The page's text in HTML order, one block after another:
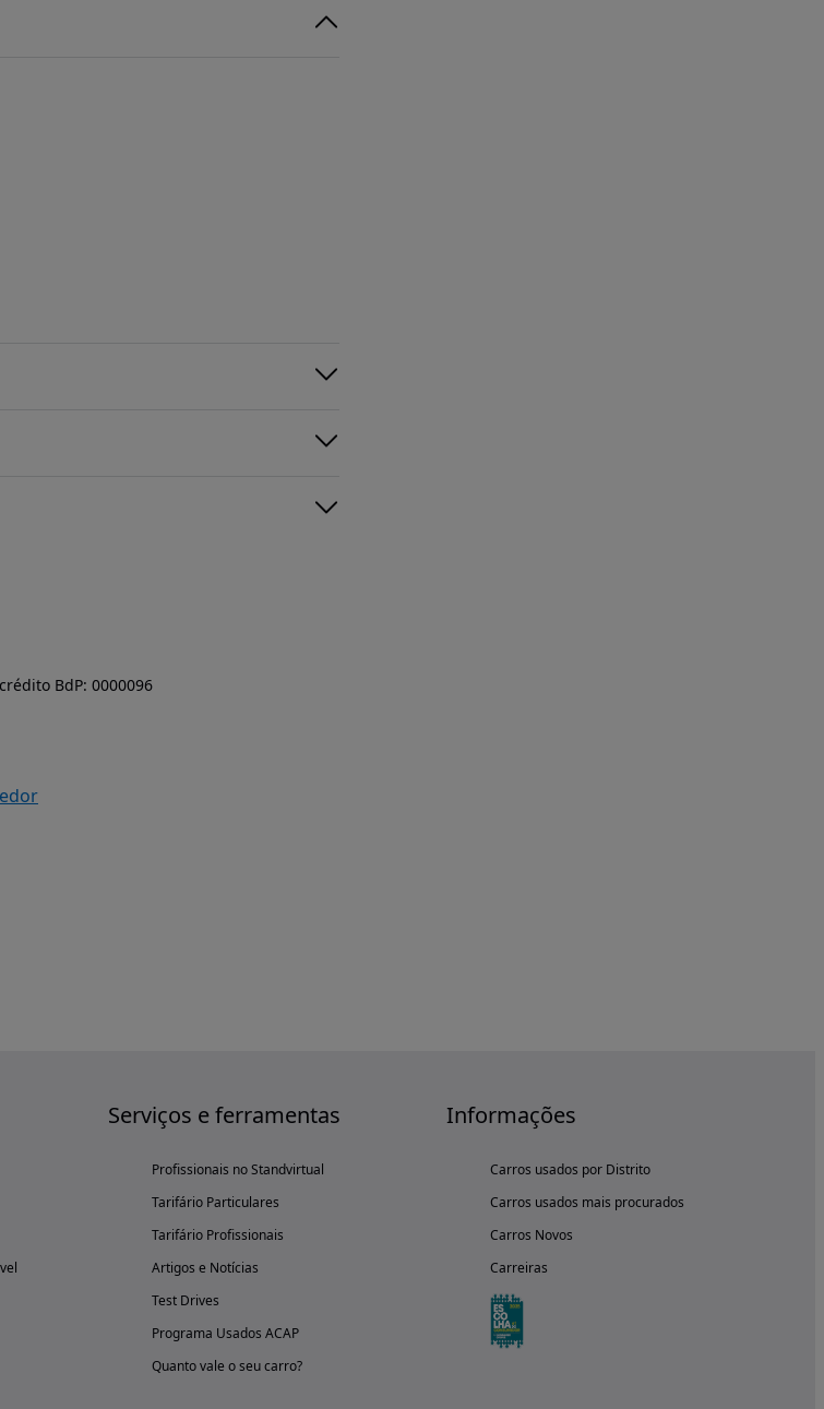
BdP: 0000096
Serviços e ferramentas
Profissionais no Standvirtual
Tarifário Particulares
Tarifário Profissionais
Artigos e Notícias
Test Drives
Programa Usados ACAP
Quanto vale o seu carro?
Informações
Carros usados por Distrito
Carros usados mais procurados
Carros Novos
Carreiras